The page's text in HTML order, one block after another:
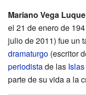
Mariano Vega Luque
el 21 de enero de
julio de 2011) fue un
dramaturgo (escritor
periodistade las
parte de su vida a la